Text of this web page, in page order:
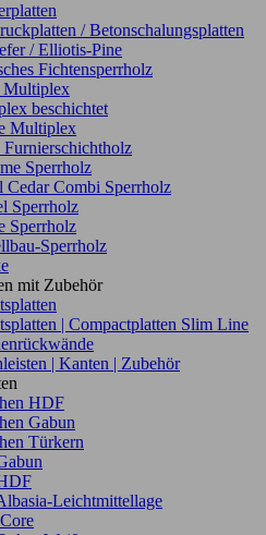
/ Betonschalungsplatten
/ Elliotis-Pine
Fichtensperrholz
beschichtet
Multiplex
Sperrholz
Cedar Combi Sperrholz
Sperrholz
Sperrholz
Sperrholz
mit Zubehör
| Compactplatten Slim Line
| Kanten | Zubehör
HDF
Gabun
Türkern
Leichtmittellage